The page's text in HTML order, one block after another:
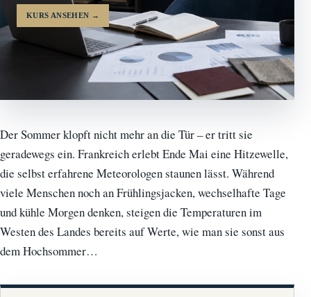
KURS ANSEHEN →
Der Sommer klopft nicht mehr an die Tür – er tritt sie
geradewegs ein. Frankreich erlebt Ende Mai eine Hitzewelle,
die selbst erfahrene Meteorologen staunen lässt. Während
viele Menschen noch an Frühlingsjacken, wechselhafte Tage
und kühle Morgen denken, steigen die Temperaturen im
Westen des Landes bereits auf Werte, wie man sie sonst aus
dem Hochsommer…